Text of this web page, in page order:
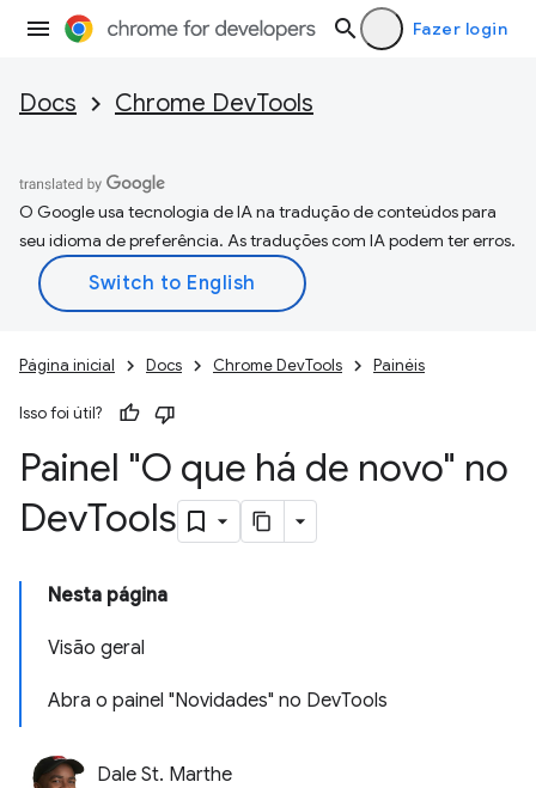
Fazer login
Docs Chrome DevTools
O Google usa tecnologia de IA na tradução de conteúdos para
seu idioma de preferência. As traduções com IA podem ter erros.
Página inicial Docs Chrome DevTools Painéis
Isso foi útil?
Painel "O que há de novo" no
DevTools
Nesta página
Visão geral
Abra o painel "Novidades" no DevTools
Dale St. Marthe